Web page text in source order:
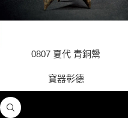
0807 夏代 青銅鬹
寶器彰德